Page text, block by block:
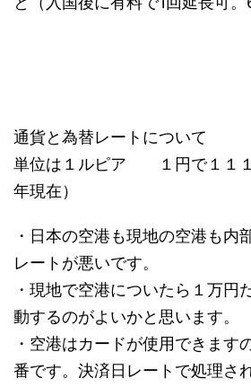
通貨と為替レートについて
単位は１ルピア １円で１１１
年現在）
・日本の空港も現地の空港も内
レートが悪いです。
・現地で空港についたら１万円
動するのがよいかと思います。
・空港はカードが使用できます
番です。決済日レートで処理さ